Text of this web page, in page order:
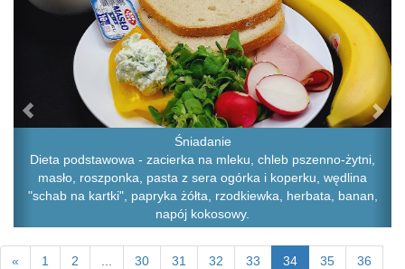
Śniadanie
Dieta podstawowa - zacierka na mleku, chleb pszenno-żytni,
masło, roszponka, pasta z sera ogórka i koperku, wędlina
"schab na kartki", papryka żółta, rzodkiewka, herbata, banan,
napój kokosowy.
« 1 2 30 31 32 33 34 35 36